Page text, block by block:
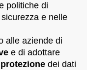
politiche di
e nelle
alle aziende di
e di adottare
protezione dei dati